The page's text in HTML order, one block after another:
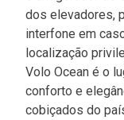
dos elevadores,
interfone em
localização
Volo Ocean é o
conforto e
cobiçados do